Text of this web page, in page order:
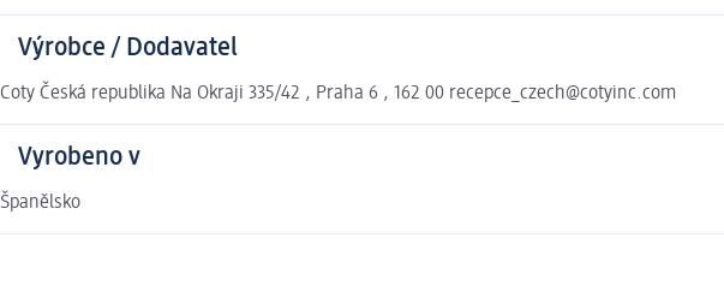
Výrobce / Dodavatel
Coty Česká republika Na Okraji 335/42 , Praha 6 , 162 00 recepce_czech@cotyinc.com
Vyrobeno v
Španělsko